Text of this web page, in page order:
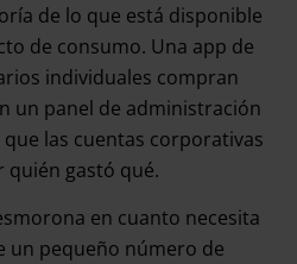
de lo que está disponible
de consumo. Una app de
individuales compran
un panel de administración
las cuentas corporativas
quién gastó qué.
en cuanto necesita
un pequeño número de